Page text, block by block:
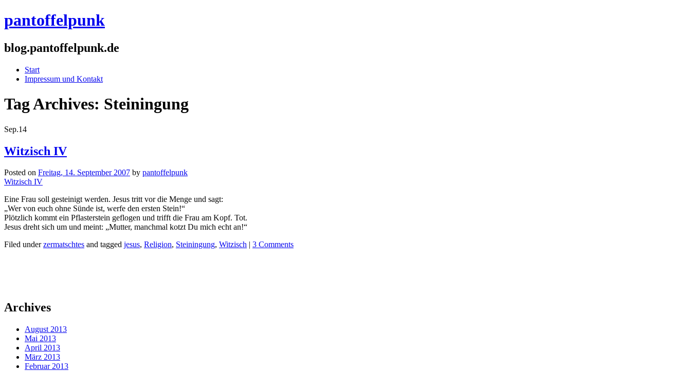
pantoffelpunk
blog.pantoffelpunk.de
Start
Impressum und Kontakt
Tag Archives: Steiningung
Sep.14
Witzisch IV
Posted on Freitag, 14. September 2007 by pantoffelpunk
Witzisch IV
Eine Frau soll gesteinigt werden. Jesus tritt vor die Menge und sagt:
„Wer von euch ohne Sünde ist, werfe den ersten Stein!“
Plötzlich kommt ein Pflasterstein geflogen und trifft die Frau am Kopf. Tot.
Jesus dreht sich um und meint: „Mutter, manchmal kotzt Du mich echt an!“
Filed underzermatschtes and tagged jesus, Religion, Steiningung, Witzisch 3 Comments
Archives
August 2013
Mai 2013
April 2013
März 2013
Februar 2013